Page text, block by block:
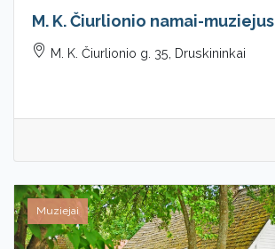
M. K. Čiurlionio namai-muziejus
M. K. Čiurlionio g. 35, Druskininkai
Muziejai